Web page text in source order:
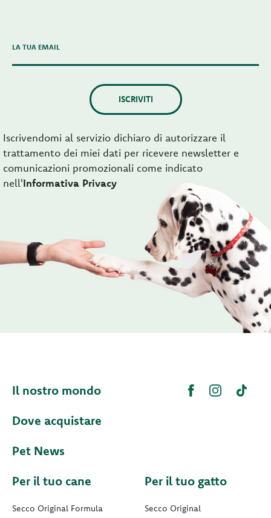
LA TUA EMAIL
ISCRIVITI
Iscrivendomi al servizio dichiaro di autorizzare il
trattamento dei miei dati per ricevere newsletter e
comunicazioni promozionali come indicato
nell'Informativa Privacy
Il nostro mondo
Dove acquistare
Pet News
Per il tuo cane
Secco Original Formula
Per il tuo gatto
Secco Original